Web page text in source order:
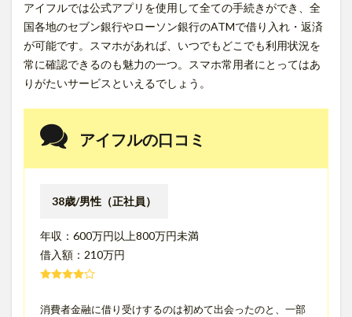
アイフルでは公式アプリを使用して全ての手続きができ、全
国各地のセブン銀行やローソン銀行のATMで借り入れ・返済
が可能です。スマホがあれば、いつでもどこでも利用状況を
常に確認できるのも魅力の一つ。スマホ常用者にとってはあ
りがたいサービスといえるでしょう。
アイフルの口コミ
38歳/男性（正社員）
年収：600万円以上800万円未満
借入額：210万円
消費者金融に借り受けするのは初めて出会ったのと、一部